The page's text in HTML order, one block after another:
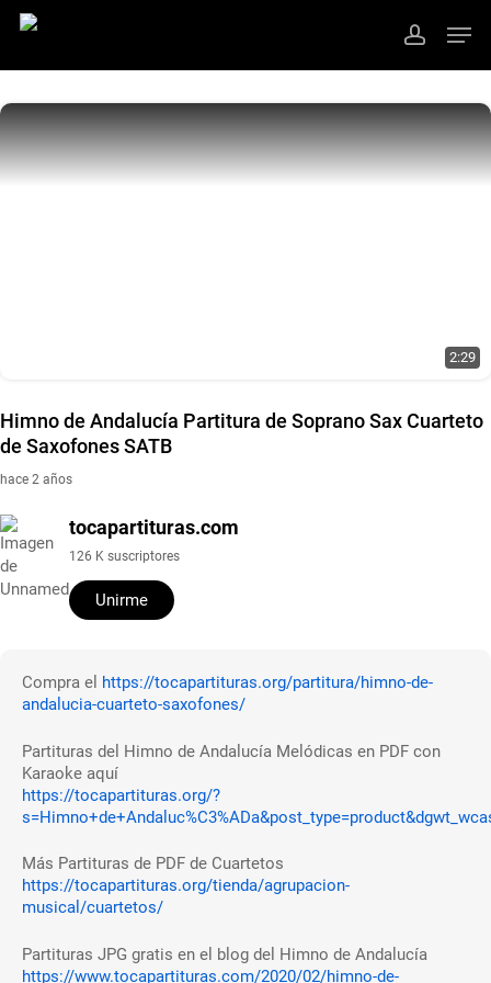
cuenta
2:29
Himno de Andalucía Partitura de Soprano Sax Cuarteto
de Saxofones SATB
hace 2 años
tocapartituras.com
126 K suscriptores
Unirme
Compra el https://tocapartituras.org/partitura/himno-de-
andalucia-cuarteto-saxofones/
Partituras del Himno de Andalucía Melódicas en PDF con
Karaoke aquí
https://tocapartituras.org/?
Más Partituras de PDF de Cuartetos
https://tocapartituras.org/tienda/agrupacion-
musical/cuartetos/
Partituras JPG gratis en el blog del Himno de Andalucía
https://www.tocapartituras.com/2020/02/himno-de-